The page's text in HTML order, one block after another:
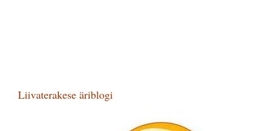
Liivaterakese äriblogi